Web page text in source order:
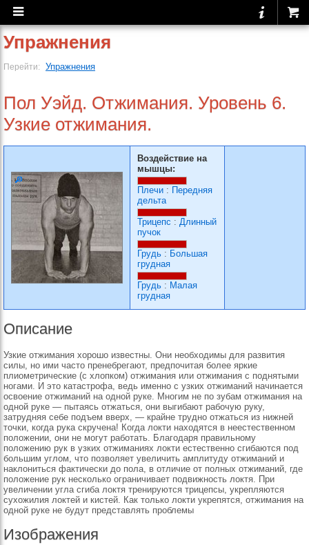
Упражнения
Перейти: Упражнения
Пол Уэйд. Отжимания. Уровень 6.
Узкие отжимания.
Воздействие на
мышцы:
Плечи : Передняя
дельта
Трицепс : Длинный
пучок
Грудь : Большая
грудная
Грудь : Малая
грудная
Описание
Узкие отжимания хорошо известны. Они необходимы для развития
силы, но ими часто пренебрегают, предпочитая более яркие
плиометрические (с хлопком) отжимания или отжимания с поднятыми
ногами. И это катастрофа, ведь именно с узких отжиманий начинается
освоение отжиманий на одной руке. Многим не по зубам отжимания на
одной руке — пытаясь отжаться, они выгибают рабочую руку,
затрудняя себе подъем вверх, — крайне трудно отжаться из нижней
точки, когда рука скручена! Когда локти находятся в неестественном
положении, они не могут работать. Благодаря правильному
положению рук в узких отжиманиях локти естественно сгибаются под
большим углом, что позволяет увеличить амплитуду отжиманий и
наклониться фактически до пола, в отличие от полных отжиманий, где
положение рук несколько ограничивает подвижность локтя. При
увеличении угла сгиба локтя тренируются трицепсы, укрепляются
сухожилия локтей и кистей. Как только локти укрепятся, отжимания на
одной руке не будут представлять проблемы
Изображения